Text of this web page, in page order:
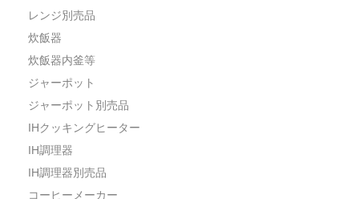
レンジ別売品
炊飯器
炊飯器内釜等
ジャーポット
ジャーポット別売品
IHクッキングヒーター
IH調理器
IH調理器別売品
コーヒーメーカー